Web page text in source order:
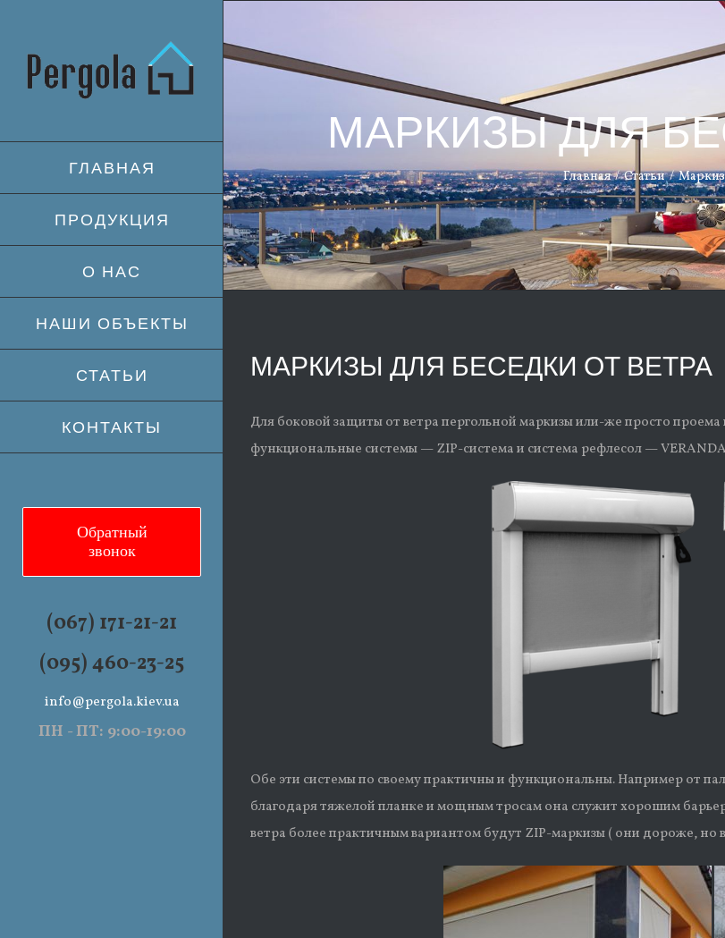
content
ГЛАВНАЯ
ПРОДУКЦИЯ
О НАС
НАШИ ОБЪЕКТЫ
СТАТЬИ
КОНТАКТЫ
Обратный
звонок
(067) 171-21-21
(095) 460-23-25
info@pergola.kiev.ua
ПН - ПТ: 9:00-19:00
МАРКИЗЫ ДЛЯ
Главная / Статьи /
МАРКИЗЫ ДЛЯ БЕСЕДКИ ОТ ВЕТРА
Для боковой защиты от ветра пергольной маркизы или-же просто
функциональные системы — ZIP-система и система рефлесол —
Обе эти системы по своему практичны и функциональны. Например от
благодаря тяжелой планке и мощным тросам она служит хорошим
ветра более практичным вариантом будут ZIP-маркизы ( они дороже, но